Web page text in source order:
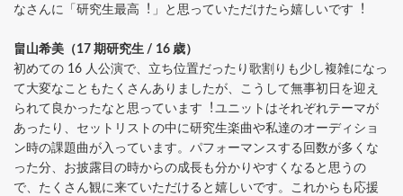
なさんに「研究⽣最⾼︕」と思っていただけたら嬉しいです︕
畠⼭希美（17 期研究⽣ / 16 歳）
初めての 16 ⼈公演で、⽴ち位置だったり歌割りも少し複雑になっ
て⼤変なこともたくさんありましたが、こうして無事初⽇を迎え
られて良かったなと思っています︕ユニットはそれぞれテーマが
あったり、セットリストの中に研究⽣楽曲や私達のオーディショ
ン時の課題曲が⼊っています。パフォーマンスする回数が多くな
った分、お披露⽬の時からの成⻑も分かりやすくなると思うの
で、たくさん観に来ていただけると嬉しいです。これからも応援